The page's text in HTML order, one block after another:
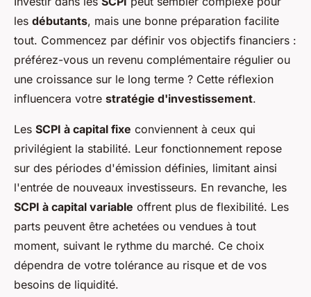
les débutants, mais une bonne préparation facilite
tout. Commencez par définir vos objectifs financiers :
préférez-vous un revenu complémentaire régulier ou
une croissance sur le long terme ? Cette réflexion
influencera votre stratégie d'investissement.
Les SCPI à capital fixe conviennent à ceux qui
privilégient la stabilité. Leur fonctionnement repose
sur des périodes d'émission définies, limitant ainsi
l'entrée de nouveaux investisseurs. En revanche, les
SCPI à capital variable offrent plus de flexibilité. Les
parts peuvent être achetées ou vendues à tout
moment, suivant le rythme du marché. Ce choix
dépendra de votre tolérance au risque et de vos
besoins de liquidité.